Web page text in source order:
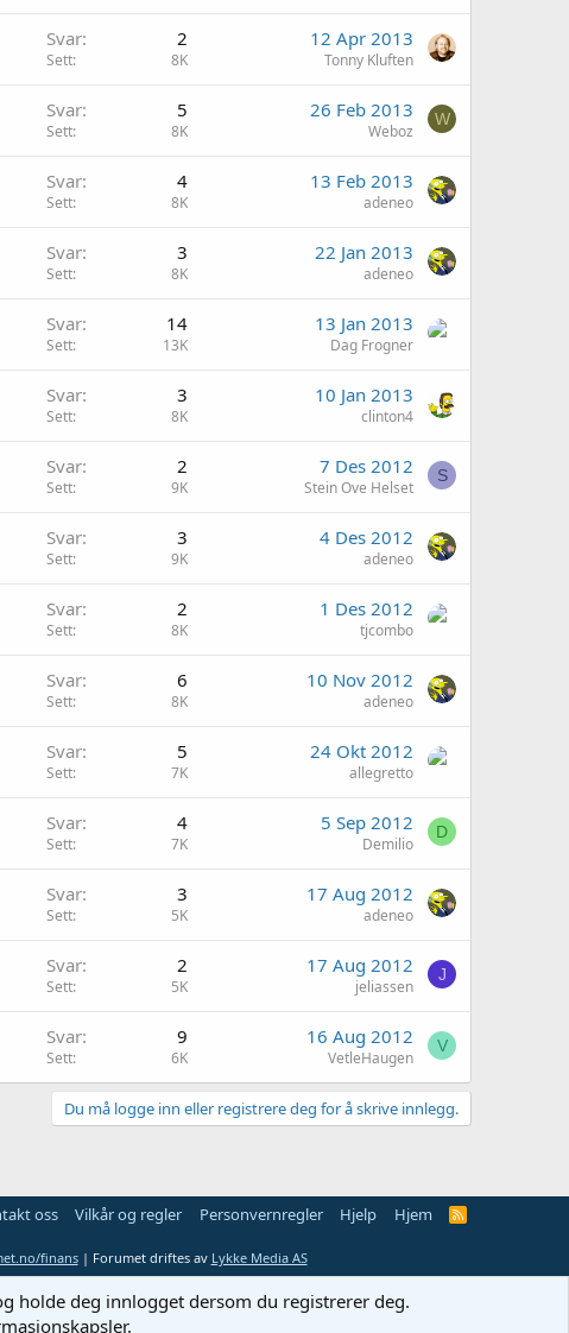
Svar 2
Sett 8K
12 Apr 2013
Tonny Kluften
Svar 5
Sett 8K
26 Feb 2013
Weboz
W
Svar 4
Sett 8K
13 Feb 2013
adeneo
Svar 3
Sett 8K
22 Jan 2013
adeneo
Svar 14
Sett 13K
13 Jan 2013
Dag Frogner
Svar 3
Sett 8K
10 Jan 2013
clinton4
Svar 2
Sett 9K
7 Des 2012
Stein Ove Helset
S
Svar 3
Sett 9K
4 Des 2012
adeneo
Svar 2
Sett 8K
1 Des 2012
tjcombo
Svar 6
Sett 8K
10 Nov 2012
adeneo
Svar 5
Sett 7K
24 Okt 2012
allegretto
Svar 4
Sett 7K
5 Sep 2012
Demilio
D
Svar 3
Sett 5K
17 Aug 2012
adeneo
Svar 2
Sett 5K
17 Aug 2012
jeliassen
J
Svar 9
Sett 6K
16 Aug 2012
VetleHaugen
V
Du må logge inn eller registrere deg for å skrive innlegg.
oss Vilkår og regler Personvernregler Hjelp Hjem
R
finans| Forumet driftes av Lykke Media AS
holde deg innlogget dersom du registrerer deg.